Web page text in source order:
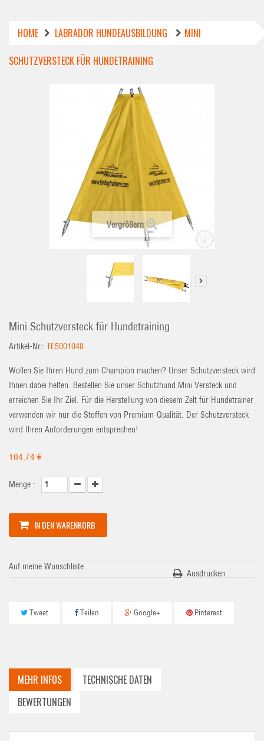
HOME LABRADOR HUNDEAUSBILDUNG
MINI
SCHUTZVERSTECK FÜR HUNDETRAINING
Vergrößern
Mini Schutzversteck für Hundetraining
Artikel-Nr.: TE5001048
Wollen Sie Ihren Hund zum Champion machen? Unser Schutzversteck wird
Ihnen dabei helfen. Bestellen Sie unser Schutzhund Mini Versteck und
erreichen Sie Ihr Ziel. Für die Herstellung von diesem Zelt für Hundetrainer
verwenden wir nur die Stoffen von Premium-Qualität. Der Schutzversteck
wird Ihren Anforderungen entsprechen!
104,74 €
Menge :
IN DEN WARENKORB
Auf meine Wunschliste
Ausdrucken
Tweet Teilen Google+ Pinterest
MEHR INFOS
TECHNISCHE DATEN
BEWERTUNGEN